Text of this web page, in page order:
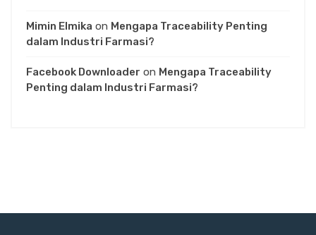
Mimin Elmika on Mengapa Traceability Penting
dalam Industri Farmasi?
Facebook Downloader on Mengapa Traceability
Penting dalam Industri Farmasi?